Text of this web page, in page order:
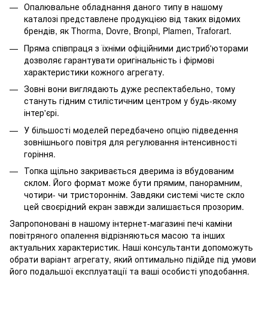
Опалювальне обладнання даного типу в нашому
каталозі представлене продукцією від таких відомих
брендів, як Thorma, Dovre, Bronpi, Plamen, Traforart.
Пряма співпраця з їхніми офіційними дистриб'юторами
дозволяє гарантувати оригінальність і фірмові
характеристики кожного агрегату.
Зовні вони виглядають дуже респектабельно, тому
стануть гідним стилістичним центром у будь-якому
інтер'єрі.
У більшості моделей передбачено опцію підведення
зовнішнього повітря для регулювання інтенсивності
горіння.
Топка щільно закривається дверима із вбудованим
склом. Його формат може бути прямим, панорамним,
чотири- чи тристороннім. Завдяки системі чисте скло
цей своєрідний екран завжди залишається прозорим.
Запропоновані в нашому інтернет-магазині печі каміни
повітряного опалення відрізняються масою та інших
актуальних характеристик. Наші консультанти допоможуть
обрати варіант агрегату, який оптимально підійде під умови
його подальшої експлуатації та ваші особисті уподобання.